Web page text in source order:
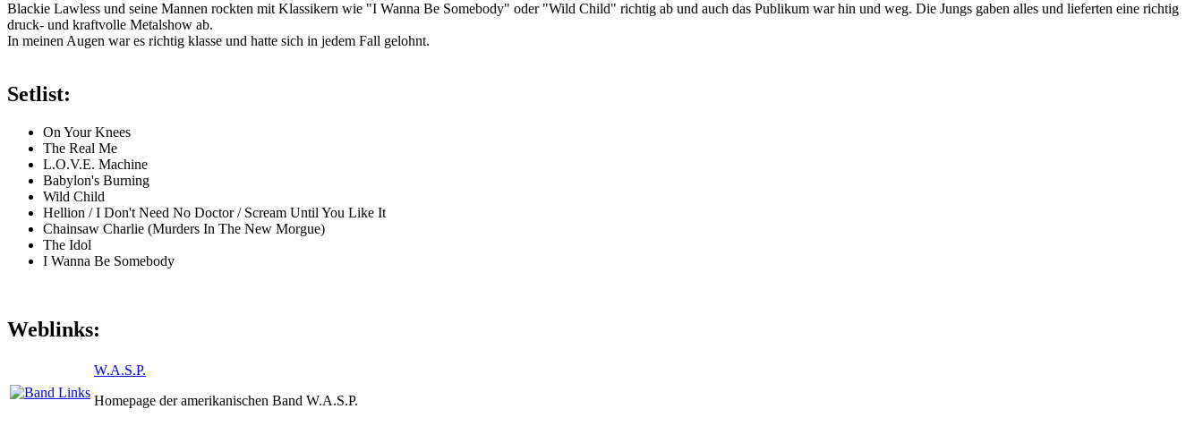
Blackie Lawless und seine Mannen rockten mit Klassikern wie "I Wanna Be Somebody" oder "Wild Child" richtig ab und auch das Publikum war hin und weg. Die Jungs gaben alles und lieferten eine richtig
druck- und kraftvolle Metalshow ab.
In meinen Augen war es richtig klasse und hatte sich in jedem Fall gelohnt.
Setlist:
On Your Knees
The Real Me
L.O.V.E. Machine
Babylon's Burning
Wild Child
Hellion / I Don't Need No Doctor / Scream Until You Like It
Chainsaw Charlie (Murders In The New Morgue)
The Idol
I Wanna Be Somebody
Weblinks:
W.A.S.P.
Homepage der amerikanischen Band W.A.S.P.